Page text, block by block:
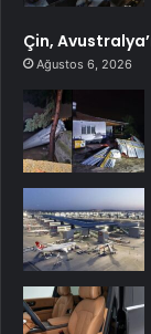
Çin,
Ağustos 6, 2026